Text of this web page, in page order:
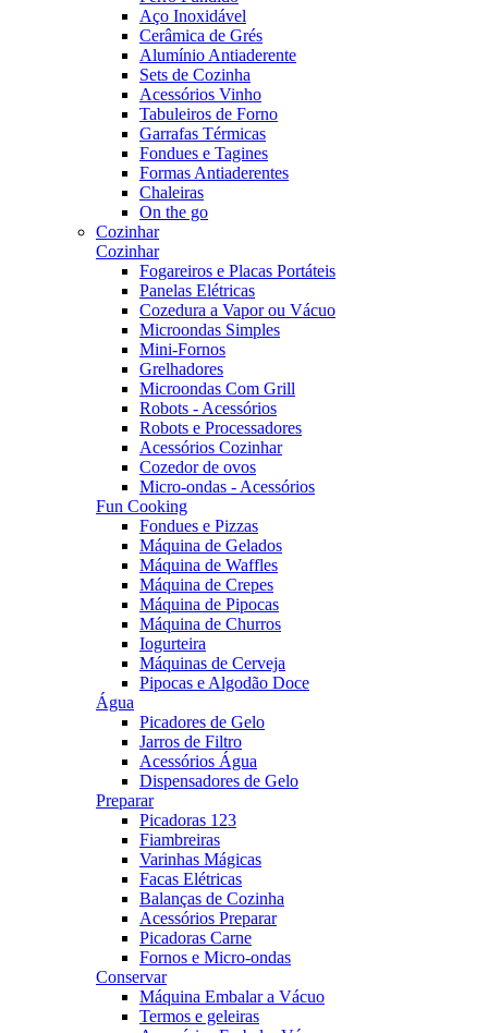
Aço Inoxidável
Cerâmica de Grés
Alumínio Antiaderente
Sets de Cozinha
Acessórios Vinho
Tabuleiros de Forno
Garrafas Térmicas
Fondues e Tagines
Formas Antiaderentes
Chaleiras
On the go
Cozinhar
Cozinhar
Fogareiros e Placas Portáteis
Panelas Elétricas
Cozedura a Vapor ou Vácuo
Microondas Simples
Mini-Fornos
Grelhadores
Microondas Com Grill
Robots - Acessórios
Robots e Processadores
Acessórios Cozinhar
Cozedor de ovos
Micro-ondas - Acessórios
Fun Cooking
Fondues e Pizzas
Máquina de Gelados
Máquina de Waffles
Máquina de Crepes
Máquina de Pipocas
Máquina de Churros
Iogurteira
Máquinas de Cerveja
Pipocas e Algodão Doce
Água
Picadores de Gelo
Jarros de Filtro
Acessórios Água
Dispensadores de Gelo
Preparar
Picadoras 123
Fiambreiras
Varinhas Mágicas
Facas Elétricas
Balanças de Cozinha
Acessórios Preparar
Picadoras Carne
Fornos e Micro-ondas
Conservar
Máquina Embalar a Vácuo
Termos e geleiras